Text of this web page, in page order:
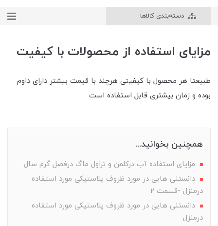
دسته‌بندی کالاها
مزایای استفاده از محصولات با کیفیت
طبیعتا هر محصول با کیفیتی هرچند با قیمت بیشتر دارای داوم
بوده و زمان بیشتری قابل استفاده است
همچنین بخوانید...
مزایای استفاده آب درکلمن و تراول ماگ درفصل گرم سال
دانستنی هایی در مورد ظروف پلاستیکی مورد استفاده
درمنزل -قسمت 2
دانستنی هایی در مورد ظروف پلاستیکی مورد استفاده
درمنزل